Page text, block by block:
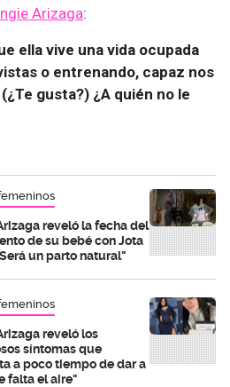
Arizaga:
ella vive una vida ocupada
o entrenando, capaz nos
gusta?) ¿A quién no le
reveló la fecha del
de su bebé con Jota
un parto natural"
reveló los
síntomas que
a poco tiempo de dar a
falta el aire"